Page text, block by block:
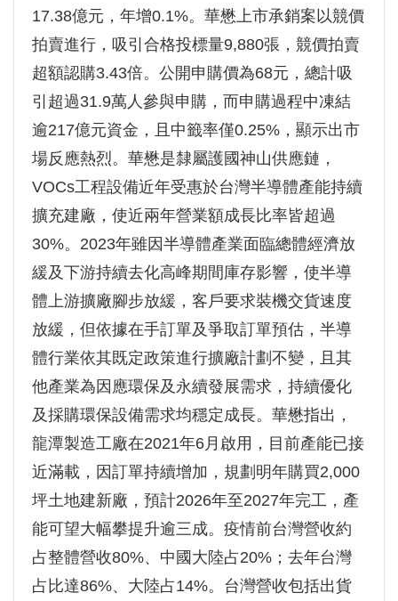
17.38億元，年增0.1%。華懋上市承銷案以競價
拍賣進行，吸引合格投標量9,880張，競價拍賣
超額認購3.43倍。公開申購價為68元，總計吸
引超過31.9萬人參與申購，而申購過程中凍結
逾217億元資金，且中籤率僅0.25%，顯示出市
場反應熱烈。華懋是隸屬護國神山供應鏈，
VOCs工程設備近年受惠於台灣半導體產能持續
擴充建廠，使近兩年營業額成長比率皆超過
30%。2023年雖因半導體產業面臨總體經濟放
緩及下游持續去化高峰期間庫存影響，使半導
體上游擴廠腳步放緩，客戶要求裝機交貨速度
放緩，但依據在手訂單及爭取訂單預估，半導
體行業依其既定政策進行擴廠計劃不變，且其
他產業為因應環保及永續發展需求，持續優化
及採購環保設備需求均穩定成長。華懋指出，
龍潭製造工廠在2021年6月啟用，目前產能已接
近滿載，因訂單持續增加，規劃明年購買2,000
坪土地建新廠，預計2026年至2027年完工，產
能可望大幅攀提升逾三成。疫情前台灣營收約
占整體營收80%、中國大陸占20%；去年台灣
占比達86%、大陸占14%。台灣營收包括出貨